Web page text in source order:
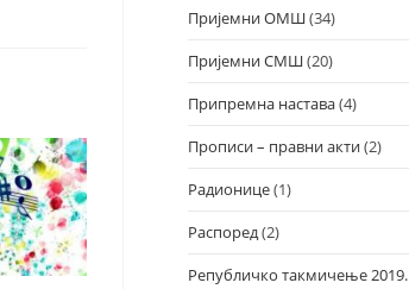
Пријемни ОМШ(34)
Пријемни СМШ(20)
Припремна настава(4)
Прописи – правни акти(2)
Радионице(1)
Распоред(2)
Републичко такмичење 2019.